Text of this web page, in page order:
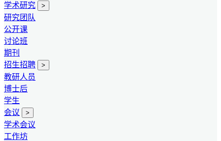
学术研究
>
研究团队
公开课
讨论班
期刊
招生招聘
>
教研人员
博士后
学生
会议
>
学术会议
工作坊